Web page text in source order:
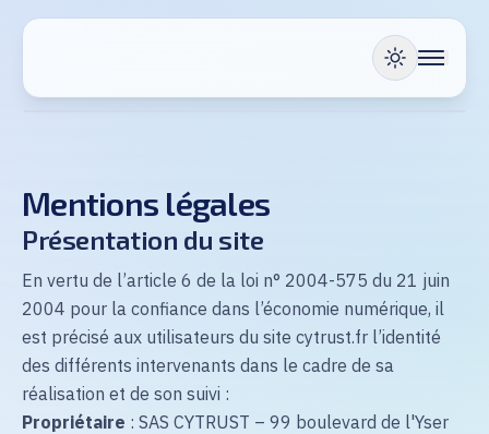
Services
EcoVadis
CyberVadis
Actualités
Changer le
Ouvrir/
Mentions légales
Présentation du site
En vertu de l’article 6 de la loi n° 2004-575 du 21 juin
2004 pour la confiance dans l’économie numérique, il
est précisé aux utilisateurs du site cytrust.fr l’identité
des différents intervenants dans le cadre de sa
réalisation et de son suivi :
Propriétaire : SAS CYTRUST – 99 boulevard de l'Yser